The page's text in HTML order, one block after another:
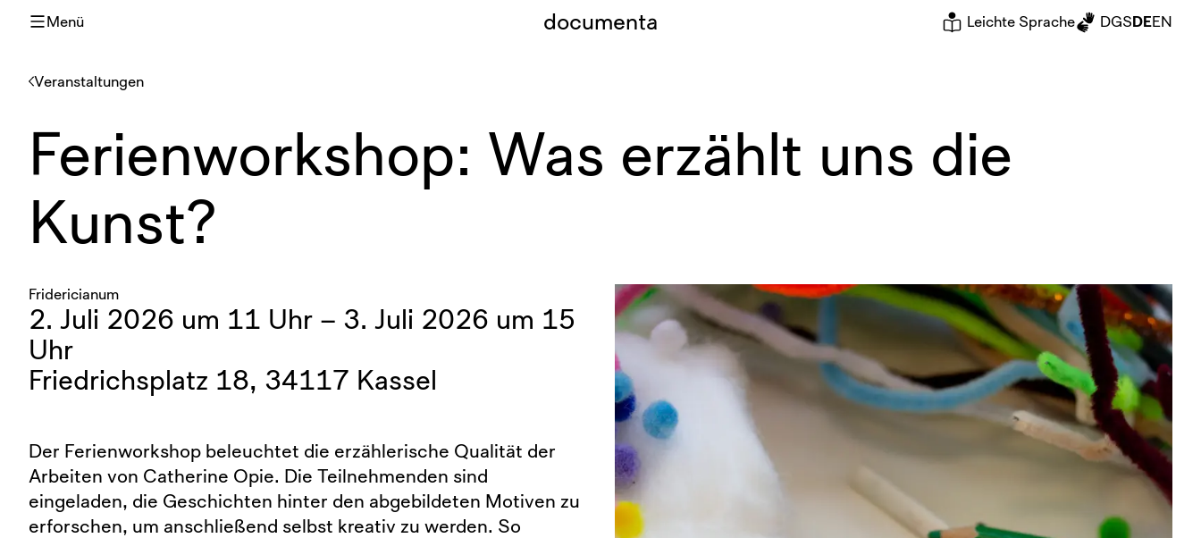
Menü documenta Leichte Sprache DGSDEEN
Veranstaltungen
Ferienworkshop: Was erzählt uns die
Kunst?
Fridericianum
2. Juli 2026 um 11 Uhr – 3. Juli 2026 um 15
Uhr
Friedrichsplatz 18, 34117 Kassel
Der Ferienworkshop beleuchtet die erzählerische Qualität der
Arbeiten von Catherine Opie. Die Teilnehmenden sind
eingeladen, die Geschichten hinter den abgebildeten Motiven zu
erforschen, um anschließend selbst kreativ zu werden. So